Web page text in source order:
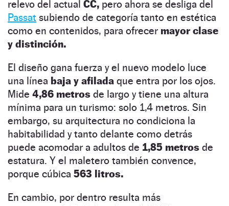
relevo del actual CC, pero ahora se desliga del
Passat subiendo de categoría tanto en estética
como en contenidos, para ofrecer mayor clase
y distinción.
El diseño gana fuerza y el nuevo modelo luce
una línea baja y afilada que entra por los ojos.
Mide 4,86 metros de largo y tiene una altura
mínima para un turismo: solo 1,4 metros. Sin
embargo, su arquitectura no condiciona la
habitabilidad y tanto delante como detrás
puede acomodar a adultos de 1,85 metros de
estatura. Y el maletero también convence,
porque cúbica 563 litros.
En cambio, por dentro resulta más